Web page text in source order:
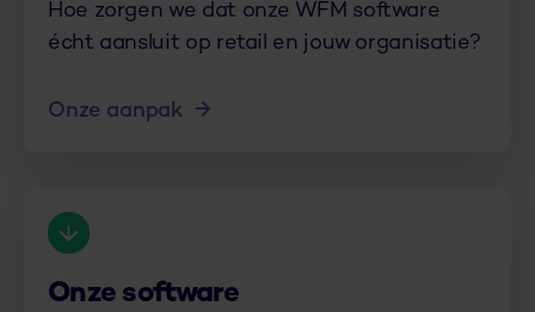
Hoe zorgen we dat onze WFM software
écht aansluit op retail en jouw organisatie?
Onze aanpak
Onze software